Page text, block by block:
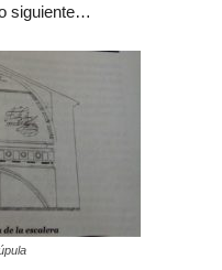
siguiente…